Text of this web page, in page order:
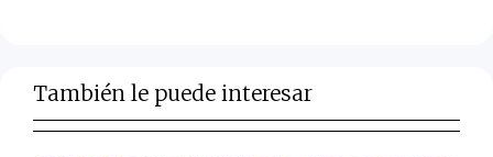
También le puede interesar